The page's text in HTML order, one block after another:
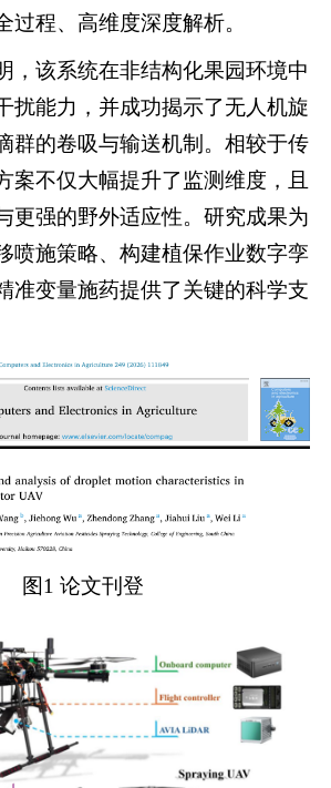
过程、高维度深度解析。
，该系统在非结构化果园环境中
扰能力，并成功揭示了无人机旋
群的卷吸与输送机制。相较于传
案不仅大幅提升了监测维度，且
更强的野外适应性。研究成果为
喷施策略、构建植保作业数字孪
准变量施药提供了关键的科学支
图1 论文刊登